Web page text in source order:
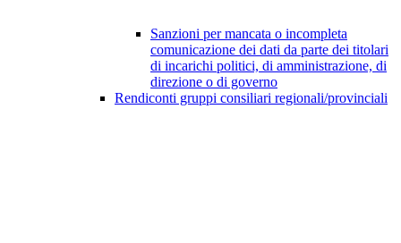
Sanzioni per mancata o incompleta
comunicazione dei dati da parte dei titolari
di incarichi politici, di amministrazione, di
direzione o di governo
Rendiconti gruppi consiliari regionali/provinciali